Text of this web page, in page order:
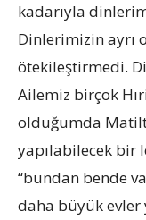
kadarıyla
Dinlerimizin ayrı
ötekileştirmedi.
Ailemiz birçok
olduğumda Matilt
yapılabilecek bir
“bundan bende
daha büyük